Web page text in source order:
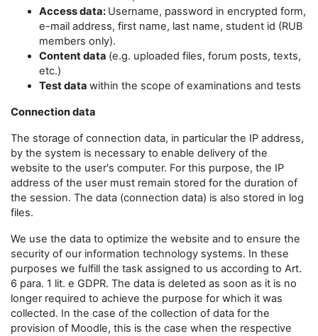
Access data: Username, password in encrypted form,
e-mail address, first name, last name, student id (RUB
members only).
Content data (e.g. uploaded files, forum posts, texts,
etc.)
Test data within the scope of examinations and tests
Connection data
The storage of connection data, in particular the IP address,
by the system is necessary to enable delivery of the
website to the user's computer. For this purpose, the IP
address of the user must remain stored for the duration of
the session. The data (connection data) is also stored in log
files.
We use the data to optimize the website and to ensure the
security of our information technology systems. In these
purposes we fulfill the task assigned to us according to Art.
6 para. 1 lit. e GDPR. The data is deleted as soon as it is no
longer required to achieve the purpose for which it was
collected. In the case of the collection of data for the
provision of Moodle, this is the case when the respective